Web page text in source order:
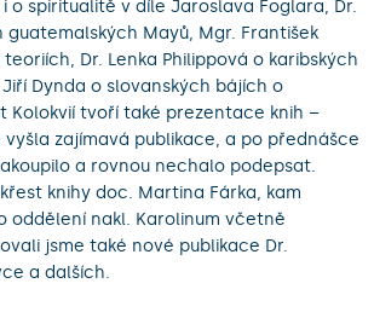
o spiritualitě v díle Jaroslava Foglara, Dr.
Mayů, Mgr. František
Dr. Lenka Philippová o karibských
Dynda o slovanských bájích o
Kolokvií tvoří také prezentace knih –
zajímavá publikace, a po přednášce
a rovnou nechalo podepsat.
knihy doc. Martina Fárka, kam
oddělení nakl. Karolinum včetně
jsme také nové publikace Dr.
a dalších.